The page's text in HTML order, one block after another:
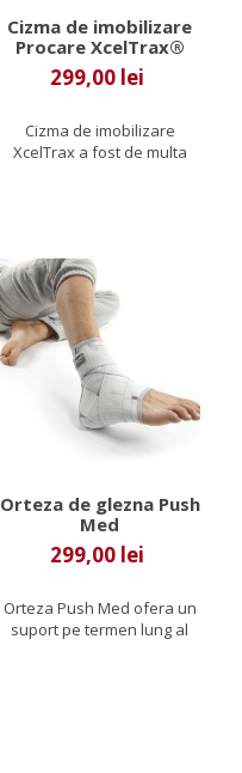
Cizma de imobilizare
Procare XcelTrax®
299,00 lei
Cizma de imobilizare
XcelTrax a fost de multa
Orteza de glezna Push
Med
299,00 lei
Orteza Push Med ofera un
suport pe termen lung al